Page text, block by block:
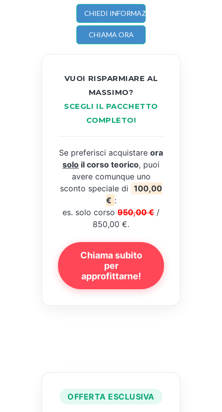
CHIEDI INFORMAZIONI
CHIAMA ORA
VUOI RISPARMIARE AL
MASSIMO?
SCEGLI IL PACCHETTO
COMPLETO!
Se preferisci acquistare ora
solo il corso teorico, puoi
avere comunque uno
sconto speciale di 100,00
€ :
es. solo corso 950,00 € /
850,00 €.
Chiama subito
per
approfittarne!
OFFERTA ESCLUSIVA